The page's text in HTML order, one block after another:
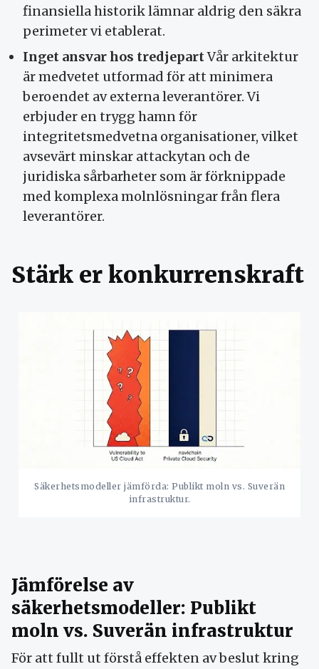
finansiella historik lämnar aldrig den säkra
perimeter vi etablerat.
Inget ansvar hos tredjepartVår arkitektur
är medvetet utformad för att minimera
beroendet av externa leverantörer. Vi
erbjuder en trygg hamn för
integritetsmedvetna organisationer, vilket
avsevärt minskar attackytan och de
juridiska sårbarheter som är förknippade
med komplexa molnlösningar från flera
leverantörer.
Stärk er konkurrenskraft
Säkerhetsmodeller jämförda: Publikt moln vs. Suverän
infrastruktur.
Jämförelse av
säkerhetsmodeller: Publikt
moln vs. Suverän infrastruktur
För att fullt ut förstå effekten av beslut kring